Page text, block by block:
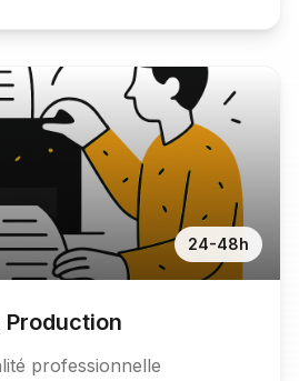
24-48h
Production
professionnelle